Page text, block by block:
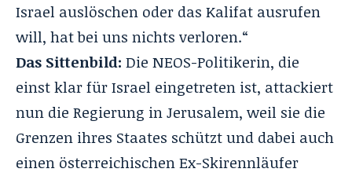
Israel auslöschen oder das Kalifat ausrufen
will, hat bei uns nichts verloren.“
Das Sittenbild: Die NEOS-Politikerin, die
einst klar für Israel eingetreten ist, attackiert
nun die Regierung in Jerusalem, weil sie die
Grenzen ihres Staates schützt und dabei auch
einen österreichischen Ex-Skirennläufer